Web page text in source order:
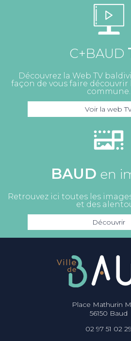
C+BAUD
Découvrez la Web TV
façon de vous faire
commune.
Voir la web
BAUD en
Retrouvez ici toutes les
et des
Découvrir
Place Mathurin
56150 Baud
02 97 51 02 29